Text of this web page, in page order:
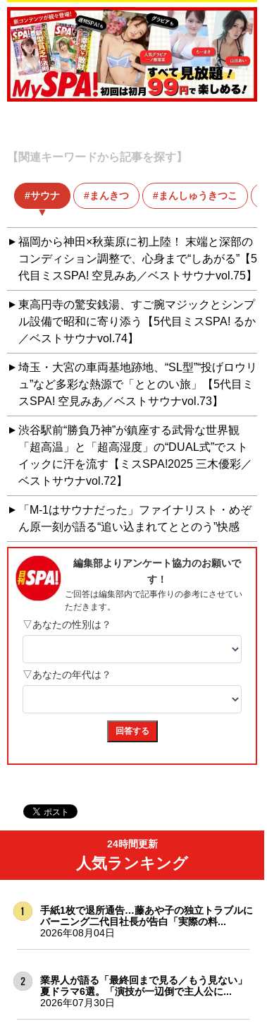
【関連キーワードから記事を探す】
サウナ まんきつ まんしゅうきつこ
福岡から神田×秋葉原に初上陸！ 末端と深部の
コンディション調整で、心身まで“しあがる”【5
代目ミスSPA! 空見みあ／ベストサウナvol.75】
東高円寺の驚安銭湯、すご腕マジックとシンプ
ル設備で昭和に寄り添う【5代目ミスSPA! るか
／ベストサウナvol.74】
埼玉・大宮の車両基地跡地、“SL型”“投げロウリ
ュ”など多彩な熱源で「ととのい旅」【5代目ミ
スSPA! 空見みあ／ベストサウナvol.73】
渋谷駅前“勝負乃神”が鎮座する武骨な世界観
「超高温」と「超高湿度」の“DUAL式”でスト
イックに汗を流す【ミスSPA!2025 三木優彩／
ベストサウナvol.72】
「M-1はサウナだった」ファイナリスト・めぞ
ん原一刻が語る“追い込まれてととのう”快感
24時間更新
人気ランキング
手紙1枚で退所通告…藤あや子の独立トラブルに
バーニング二代目社長が告白「実際の料...
2026年08月04日
業界人が語る「最終回まで見る／もう見ない」
夏ドラマ6選。「演技が一辺倒で主人公に...
2026年07月30日